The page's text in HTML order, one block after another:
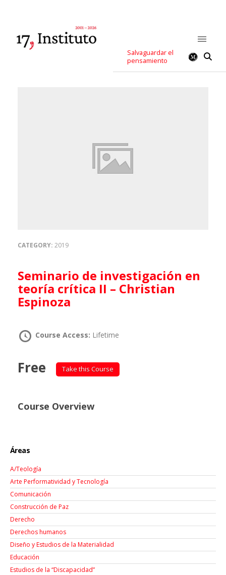
Salvaguardar el
pensamiento
CATEGORY: 2019
Seminario de investigación en
teoría crítica II – Christian
Espinoza
Course Access: Lifetime
Free Take this Course
Course Overview
Áreas
A/Teología
Arte Performatividad y Tecnología
Comunicación
Construcción de Paz
Derecho
Derechos humanos
Diseño y Estudios de la Materialidad
Educación
Estudios de la “Discapacidad”